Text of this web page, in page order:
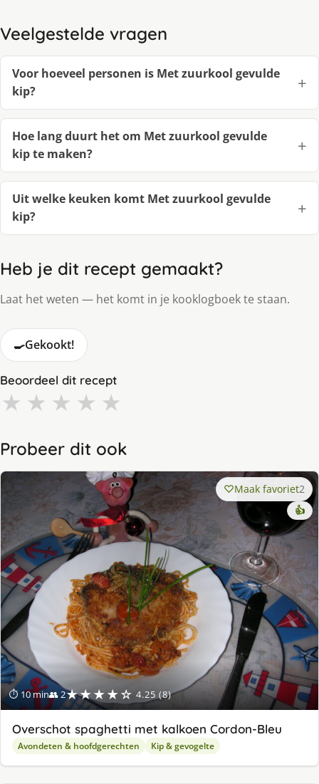
Veelgestelde vragen
Voor hoeveel personen is Met zuurkool gevulde
kip?
Hoe lang duurt het om Met zuurkool gevulde
kip te maken?
Uit welke keuken komt Met zuurkool gevulde
kip?
Heb je dit recept gemaakt?
Laat het weten — het komt in je kooklogboek te staan.
🍳Gekookt!
Beoordeel dit recept
★ ★ ★ ★ ★
Probeer dit ook
⏱ 10 min👥 2★★★★☆ 4.25 (8)
Maak favoriet2
👍
Overschot spaghetti met kalkoen Cordon-Bleu
Avondeten & hoofdgerechten Kip & gevogelte